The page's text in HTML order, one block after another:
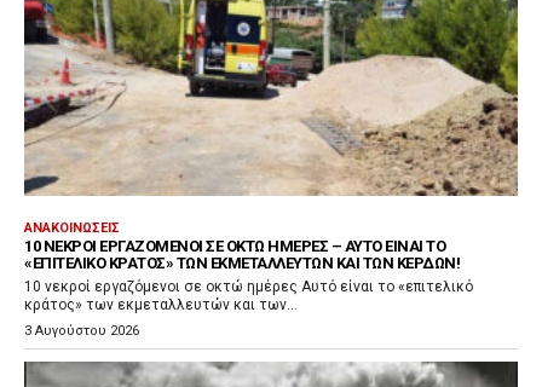
ΑΝΑΚΟΙΝΏΣΕΙΣ
10 ΝΕΚΡΟΊ ΕΡΓΑΖΌΜΕΝΟΙ ΣΕ ΟΚΤΏ ΗΜΈΡΕΣ – ΑΥΤΌ ΕΊΝΑΙ ΤΟ
«ΕΠΙΤΕΛΙΚΌ ΚΡΆΤΟΣ» ΤΩΝ ΕΚΜΕΤΑΛΛΕΥΤΏΝ ΚΑΙ ΤΩΝ ΚΕΡΔΏΝ!
10 νεκροί εργαζόμενοι σε οκτώ ημέρες Αυτό είναι το «επιτελικό
κράτος» των εκμεταλλευτών και των...
3 Αυγούστου 2026